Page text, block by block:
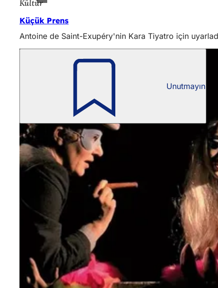
Kültür
Küçük Prens
Antoine de Saint-Exupéry'nin Kara Tiyatro için
Unutmayın